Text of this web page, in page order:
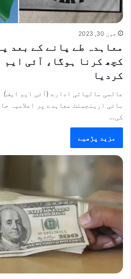
جون 30, 2023
معاہدہ طے پانے کے بعد
کچھ کرنا ہوگا، آئی ایم
کردیا
عالمی مالیاتی ادارے (آئی ایم ایف)
بائی ارینجمنٹ معاہدے پر اعلامیہ
کی…
مزید پڑھیے